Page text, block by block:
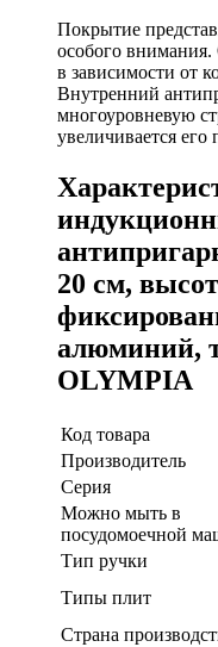
Покрытие
особого внимания.
в зависимости от
Внутренний
многоуровневую
увеличивается его
20 см,
алюминий,
OLYMPIA
Код товара
Производитель
Серия
Можно мыть в
посудомоечной
Тип ручки
Типы плит
Страна